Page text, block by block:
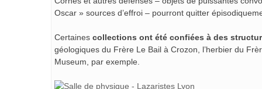
Oscar » sources d’effroi – pourront quitter
Certaines collections ont été confiées à des
géologiques du Frère Le Bail à Crozon, l’herbier du
Museum, par exemple.